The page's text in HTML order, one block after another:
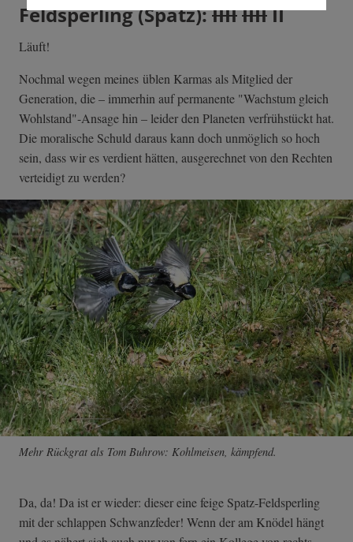
Feldsperling (Spatz):IIIIIIIIII
Läuft!
Nochmal wegen meines üblen Karmas als Mitglied der
Generation, die – immerhin auf permanente "Wachstum gleich
Wohlstand"-Ansage hin – leider den Planeten verfrühstückt hat.
Die moralische Schuld daraus kann doch unmöglich so hoch
sein, dass wir es verdient hätten, ausgerechnet von den Rechten
verteidigt zu werden?
Mehr Rückgrat als Tom Buhrow: Kohlmeisen, kämpfend.
Da, da! Da ist er wieder: dieser eine feige Spatz-Feldsperling
mit der schlappen Schwanzfeder! Wenn der am Knödel hängt